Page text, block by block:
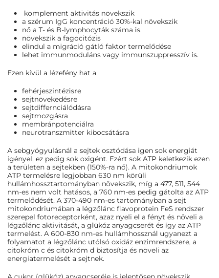
komplement aktivitás növekszik
a szérum IgG koncentráció 30%-kal növekszik
nő a T- és B-lymphocyták száma is
növekszik a fagocitózis
elindul a migráció gátló faktor termelődése
lehet immunmoduláns vagy immunszuppresszív is.
Ezen kívül a lézefény hat a
fehérjeszintézisre
sejtnövekedésre
sejtdiffernciálódásra
sejtmozgásra
membránpotenciálra
neurotranszmitter kibocsátásra
A sebgyógyulásnál a sejtek osztódása igen sok energiát
igényel, ez pedig sok oxigént. Ezért sok ATP keletkezik ezen
a területen a sejtekben (150%-ra nő). A mitokondriumok
ATP termelésre legjobban 630 nm körüli
hullámhossztartományban növekszik, míg a 477, 511, 544
nm-es nem volt hatásos, a 760 nm-es pedig gátolta az ATP
termelődését. A 370-490 nm-es tartományban a sejt
mitokondriumában a légzőlánc flavoprotein FeS rendszer
szerepel fotoreceptorként, azaz nyeli el a fényt és növeli a
légzőlánc aktivitását, a glükóz anyagcserét és így az ATP
termelést. A 600-830 nm-es hullámhossznál ugyanezt a
folyamatot a légzőlánc utólsó oxidáz enzimrendszere, a
citokróm c és citokróm d biztosítja és növeli az
energiatermelését a sejtnek.